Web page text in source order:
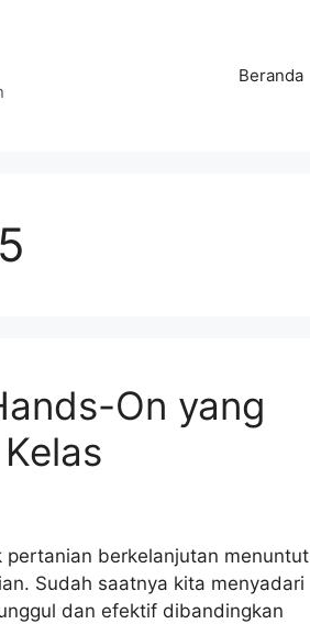
Beranda
On yang
berkelanjutan menuntut
Sudah saatnya kita menyadari
dan efektif dibandingkan